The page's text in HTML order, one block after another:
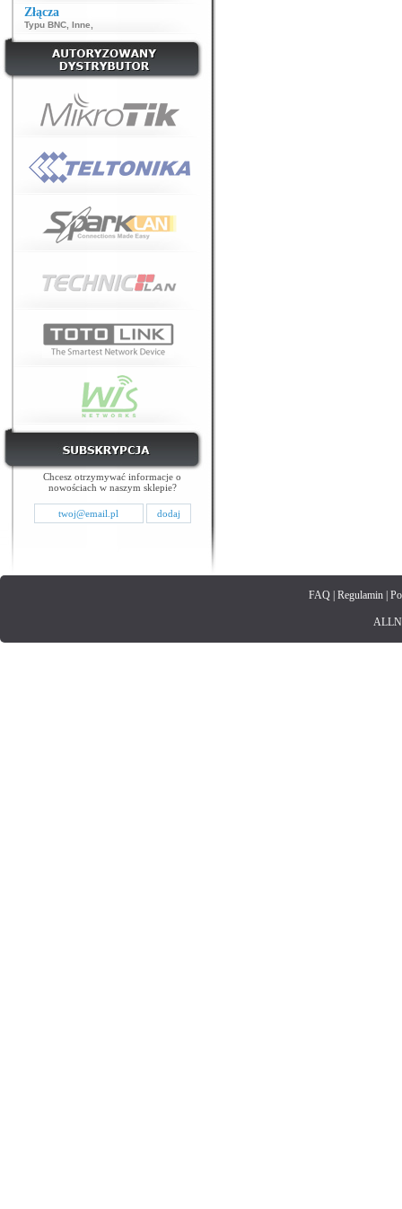
Złącza
Typu BNC Inne
Chcesz otrzymywać informacje o
nowościach w naszym sklepie?
FAQ| Regulamin|